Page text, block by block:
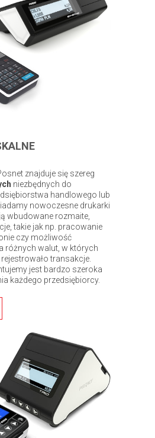
znajduje się szereg
niezbędnych do
handlowego lub
nowoczesne drukarki
wbudowane rozmaite,
takie jak np. pracowanie
czy możliwość
różnych walut, w których
transakcje.
jest bardzo szeroka
każdego przedsiębiorcy.